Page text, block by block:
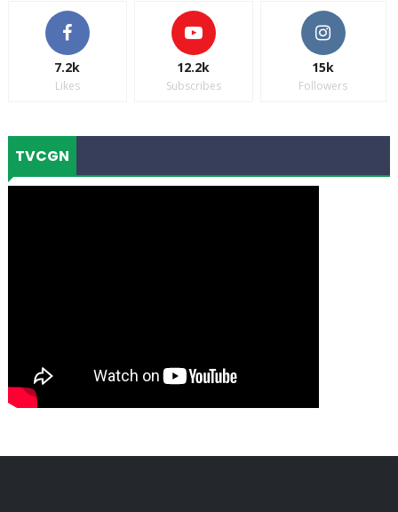
7.2k
Likes
12.2k
Subscribes
15k
Followers
TVCGN